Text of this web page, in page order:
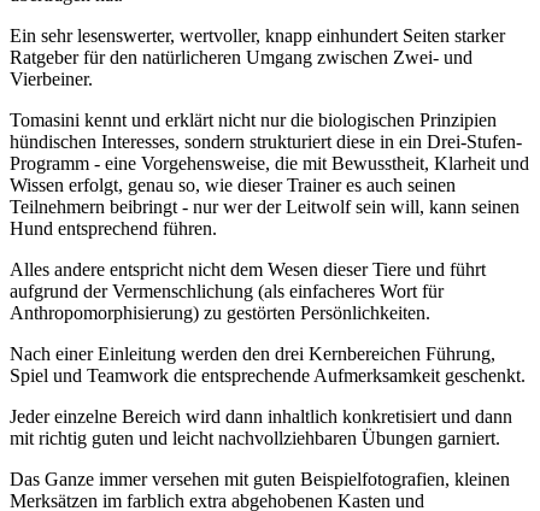
Ein sehr lesenswerter, wertvoller, knapp einhundert Seiten starker
Ratgeber für den natürlicheren Umgang zwischen Zwei- und
Vierbeiner.
Tomasini kennt und erklärt nicht nur die biologischen Prinzipien
hündischen Interesses, sondern strukturiert diese in ein Drei-Stufen-
Programm - eine Vorgehensweise, die mit Bewusstheit, Klarheit und
Wissen erfolgt, genau so, wie dieser Trainer es auch seinen
Teilnehmern beibringt - nur wer der Leitwolf sein will, kann seinen
Hund entsprechend führen.
Alles andere entspricht nicht dem Wesen dieser Tiere und führt
aufgrund der Vermenschlichung (als einfacheres Wort für
Anthropomorphisierung) zu gestörten Persönlichkeiten.
Nach einer Einleitung werden den drei Kernbereichen Führung,
Spiel und Teamwork die entsprechende Aufmerksamkeit geschenkt.
Jeder einzelne Bereich wird dann inhaltlich konkretisiert und dann
mit richtig guten und leicht nachvollziehbaren Übungen garniert.
Das Ganze immer versehen mit guten Beispielfotografien, kleinen
Merksätzen im farblich extra abgehobenen Kasten und